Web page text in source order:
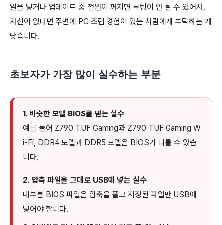
일을 넣거나 업데이트 중 전원이 꺼지면 부팅이 안 될 수 있어서,
자신이 없다면 주변에 PC 조립 경험이 있는 사람에게 부탁하는 게
낫습니다.
초보자가 가장 많이 실수하는 부분
1. 비슷한 모델 BIOS를 받는 실수
예를 들어 Z790 TUF Gaming과 Z790 TUF Gaming W
i-Fi, DDR4 모델과 DDR5 모델은 BIOS가 다를 수 있습
니다.
2. 압축 파일을 그대로 USB에 넣는 실수
대부분 BIOS 파일은 압축을 풀고 지정된 파일만 USB에
넣어야 합니다.